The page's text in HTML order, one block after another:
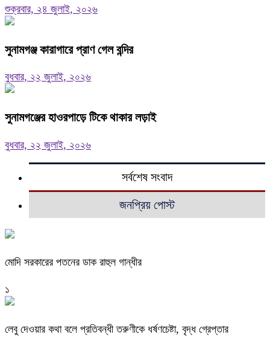
শুক্রবার, ২৪ জুলাই, ২০২৬
সুনামগঞ্জ কারাগারে প্রাণ গেল বন্দির
বুধবার, ২২ জুলাই, ২০২৬
সুনামগঞ্জের হাওরপাড়ে টিকে থাকার লড়াই
বুধবার, ২২ জুলাই, ২০২৬
সর্বশেষ সংবাদ
জনপ্রিয় পোস্ট
মোদি সরকারের পতনের ডাক রাহুল গান্ধীর
১
লেবু দেওয়ার কথা বলে প্রতিবন্ধী তরুণীকে ধর্ষণচেষ্টা, বৃদ্ধ গ্রেপ্তার